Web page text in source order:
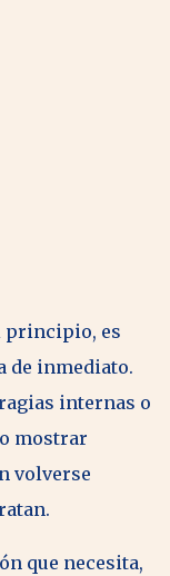
principio, es
de inmediato.
internas o
mostrar
volverse
que necesita,